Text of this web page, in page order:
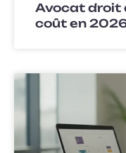
Avocat droit
coût en